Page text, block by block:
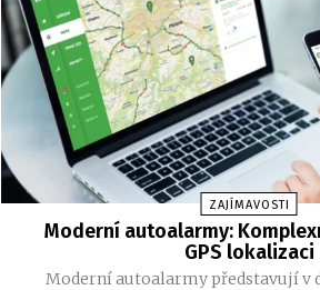
ZAJÍMAVOSTI
Moderní autoalarmy:
GPS lokalizaci
Moderní autoalarmy představují v